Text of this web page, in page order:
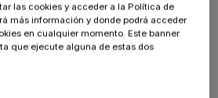
las cookies y acceder a la Política de
más información y donde podrá acceder
en cualquier momento. Este banner
que ejecute alguna de estas dos